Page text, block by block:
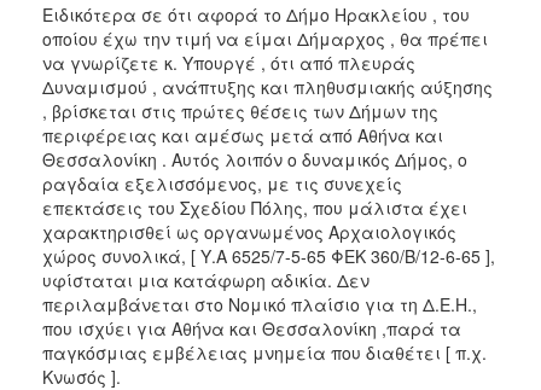
Ειδικότερα σε ότι αφορά το Δήμο Ηρακλείου , του
οποίου έχω την τιμή να είμαι Δήμαρχος , θα πρέπει
να γνωρίζετε κ. Υπουργέ , ότι από πλευράς
Δυναμισμού , ανάπτυξης και πληθυσμιακής αύξησης
, βρίσκεται στις πρώτες θέσεις των Δήμων της
περιφέρειας και αμέσως μετά από Αθήνα και
Θεσσαλονίκη . Αυτός λοιπόν ο δυναμικός Δήμος, ο
ραγδαία εξελισσόμενος, με τις συνεχείς
επεκτάσεις του Σχεδίου Πόλης, που μάλιστα έχει
χαρακτηρισθεί ως οργανωμένος Αρχαιολογικός
χώρος συνολικά, [ Υ.Α 6525/7-5-65 ΦΕΚ 360/Β/12-6-65 ],
υφίσταται μια κατάφωρη αδικία. Δεν
περιλαμβάνεται στο Νομικό πλαίσιο για τη Δ.Ε.Η.,
που ισχύει για Αθήνα και Θεσσαλονίκη ,παρά τα
παγκόσμιας εμβέλειας μνημεία που διαθέτει [ π.χ.
Κνωσός ].